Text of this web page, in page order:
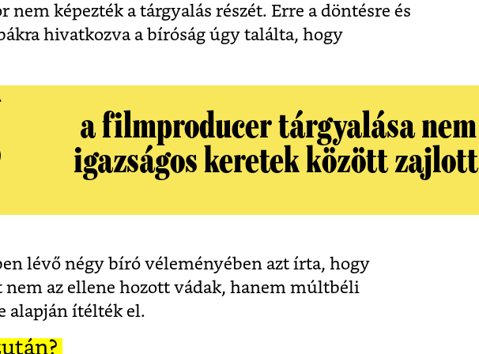
nem képezték a tárgyalás részét. Erre a döntésre és
hivatkozva a bíróság úgy találta, hogy
a filmproducer tárgyalása nem
igazságos keretek között
lévő négy bíró véleményében azt írta, hogy
nem az ellene hozott vádak, hanem múltbéli
alapján ítélték el.